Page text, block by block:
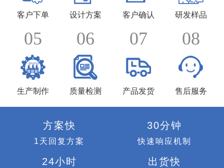
客户下单 设计方案 客户确认 研发样品
05
生产制作
06
质量检测
07
产品发货
08
售后服务
方案快
1天回复方案
30分钟
快速响应机制
24小时 出货快